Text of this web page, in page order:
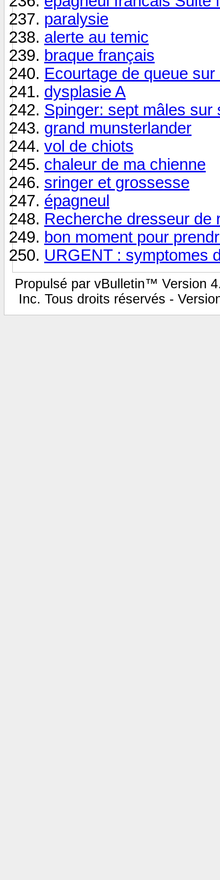
paralysie
alerte au temic
braque français
Ecourtage de queue
dysplasie A
Spinger: sept mâles sur
grand munsterlander
vol de chiots
chaleur de ma chienne
sringer et grossesse
épagneul
Recherche dresseur de
bon moment pour
URGENT : symptomes
Propulsé par vBulletin™ Version
Inc. Tous droits réservés -